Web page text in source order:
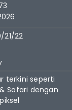
21/22
terkini seperti
Safari dengan